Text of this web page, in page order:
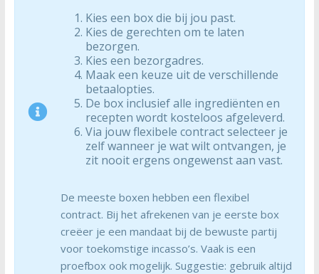
Kies een box die bij jou past.
Kies de gerechten om te laten
bezorgen.
Kies een bezorgadres.
Maak een keuze uit de verschillende
betaalopties.
De box inclusief alle ingrediënten en
recepten wordt kosteloos afgeleverd.
Via jouw flexibele contract selecteer je
zelf wanneer je wat wilt ontvangen, je
zit nooit ergens ongewenst aan vast.
De meeste boxen hebben een flexibel
contract. Bij het afrekenen van je eerste box
creëer je een mandaat bij de bewuste partij
voor toekomstige incasso’s. Vaak is een
proefbox ook mogelijk. Suggestie: gebruik altijd